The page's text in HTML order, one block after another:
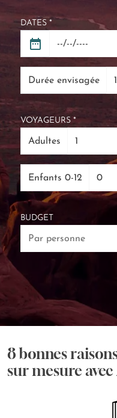
DATES *
Durée envisagée
VOYAGEURS *
Adultes
Enfants 0-12
BUDGET
8 bonnes
sur mesure